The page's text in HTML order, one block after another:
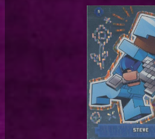
Bildergalerie überspringen